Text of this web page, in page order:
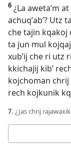
6 ¿La awetaʼm at
achuqʼabʼ? Utz
che tajin kqakoj
ta jun mul
xubʼij che ri utz
kkichajij kibʼ
kojchoman chrij
rech kojkunik
7. ¿Jas chrij rajawaxik